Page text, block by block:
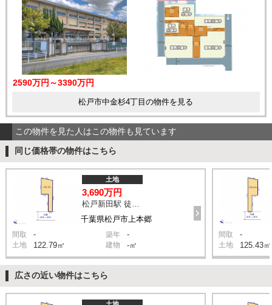
2590万円～3390万円
松戸市中金杉4丁目の物件を見る
この物件を見た人はこの物件も見ています
同じ価格帯の物件はこちら
千葉県松戸市上本郷
土地
3,690万円
間取 - 築年 -
土地 122.79㎡ 建物 -㎡
間取 -
土地 125.43㎡
広さの近い物件はこちら